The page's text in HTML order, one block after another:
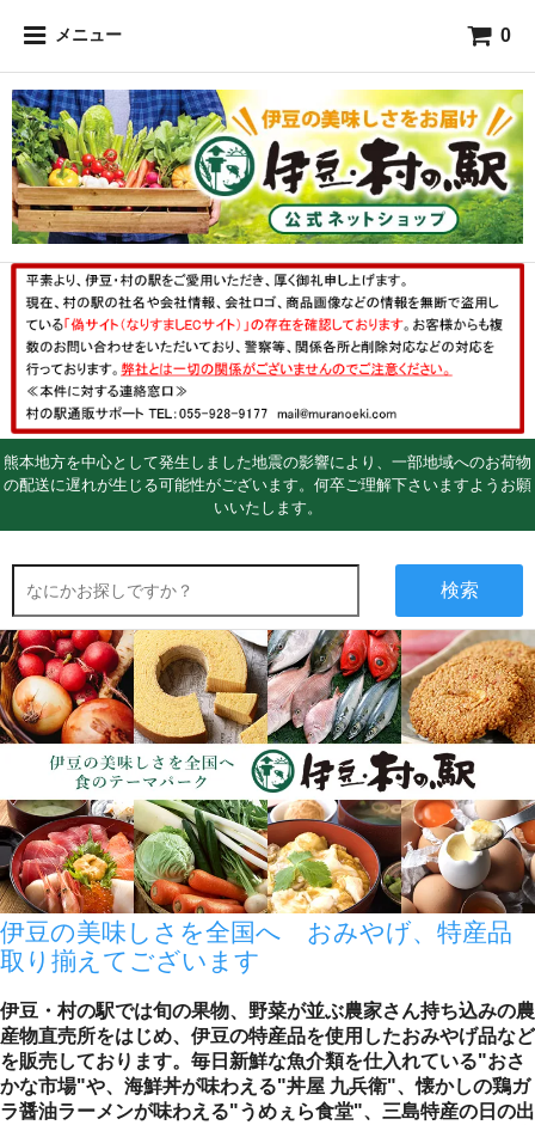
メニュー 0
熊本地方を中心として発生しました地震の影響により、一部地域へのお荷物
の配送に遅れが生じる可能性がございます。何卒ご理解下さいますようお願
いいたします。
検索
伊豆の美味しさを全国へ おみやげ、特産品
取り揃えてございます
伊豆・村の駅では旬の果物、野菜が並ぶ農家さん持ち込みの農
産物直売所をはじめ、伊豆の特産品を使用したおみやげ品など
を販売しております。毎日新鮮な魚介類を仕入れている"おさ
かな市場"や、海鮮丼が味わえる"丼屋 九兵衛"、懐かしの鶏ガ
ラ醤油ラーメンが味わえる"うめぇら食堂"、三島特産の日の出